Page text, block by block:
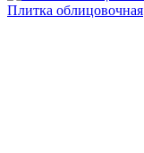
Плитка облицовочная